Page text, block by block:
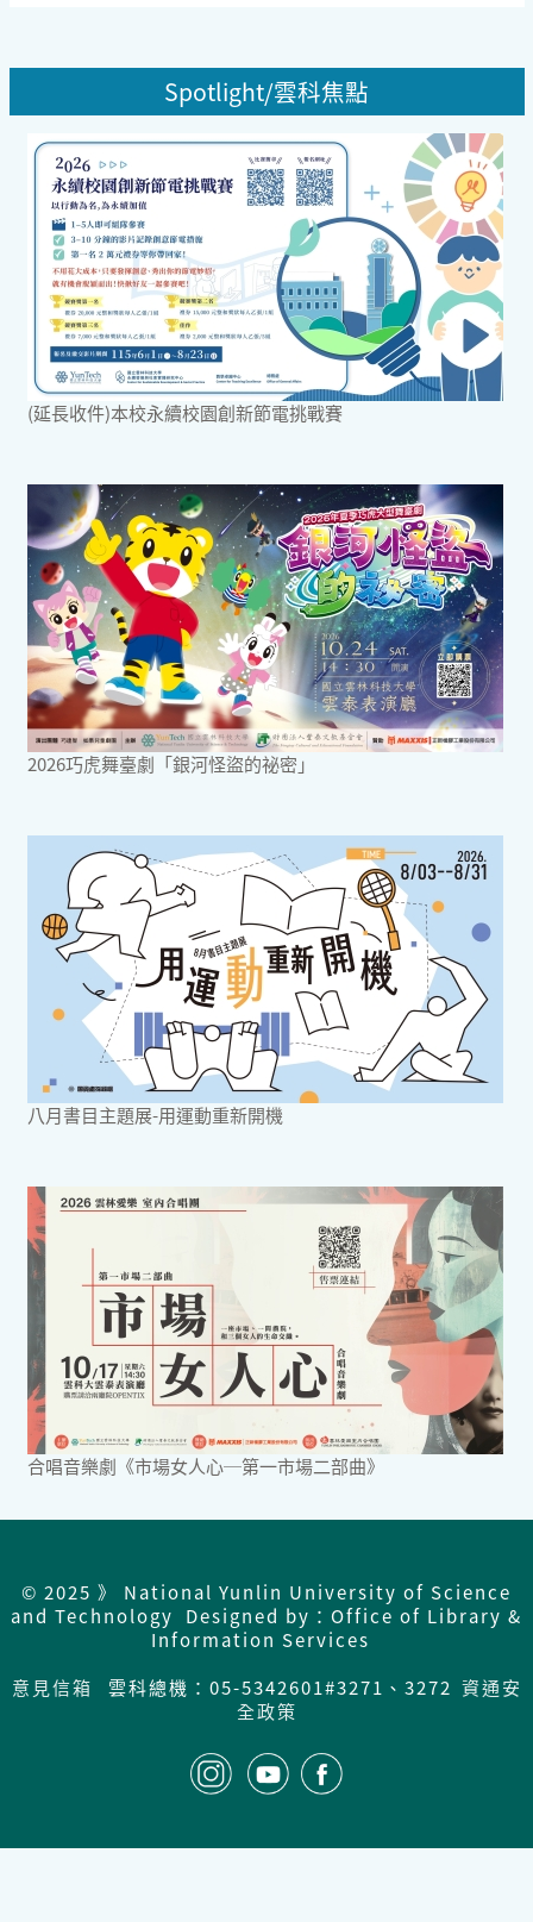
Spotlight/雲科焦點
(延長收件)本校永續校園創新節電挑戰賽
2026巧虎舞臺劇「銀河怪盜的祕密」
八月書目主題展-用運動重新開機
合唱音樂劇《市場女人心─第一市場二部曲》
© 2025 》 National Yunlin University of Science
and Technology Designed by：Office of Library &
Information Services
意見信箱
雲科總機：05-5342601#3271、3272 資通安
全政策